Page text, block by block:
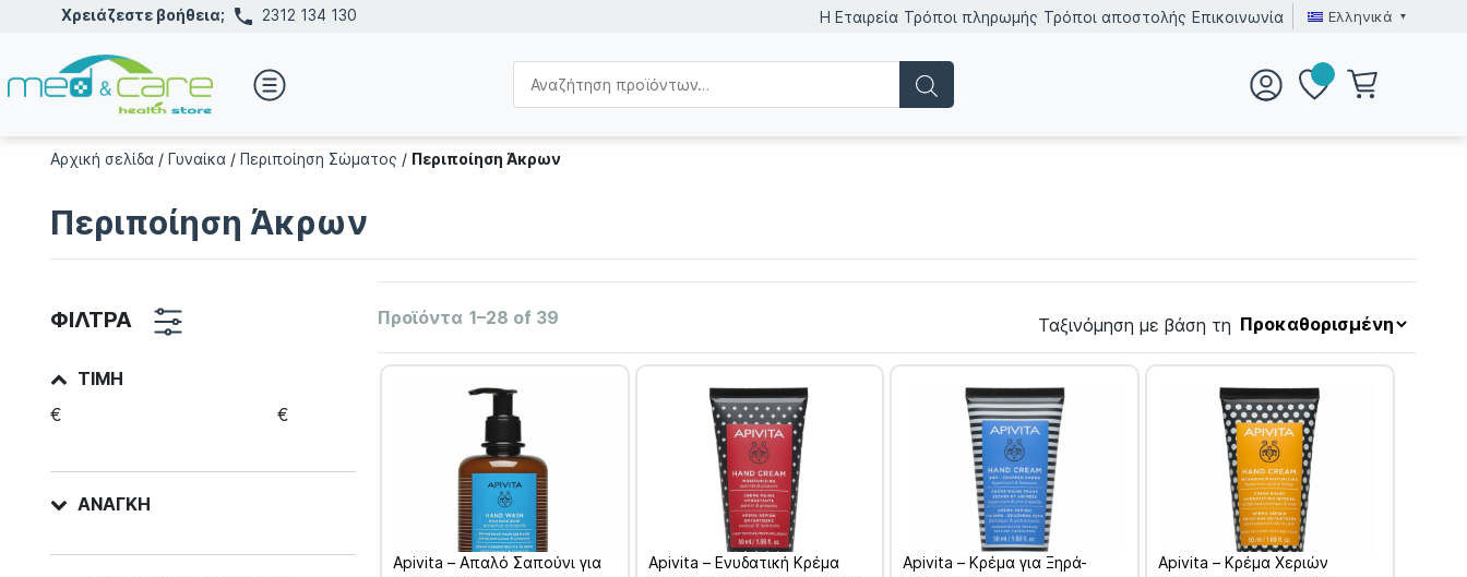
Χρειάζεστε βοήθεια; 2312 134 130 Η Εταιρεία Τρόποι πληρωμής Τρόποι αποστολής Επικοινωνία Ελληνικά
Αρχική σελίδα/ Γυναίκα/ Περιποίηση Σώματος / Περιποίηση Άκρων
Περιποίηση Άκρων
ΦΙΛΤΡΑ
ΤΙΜΉ
€
€
ΑΝΆΓΚΗ
Προϊόντα 1–28 of 39 Ταξινόμηση με βάση τη
Apivita – Απαλό Σαπούνι για
Apivita – Ενυδατική Κρέμα
Apivita – Κρέμα για Ξηρά-
Apivita – Κρέμα Χεριών